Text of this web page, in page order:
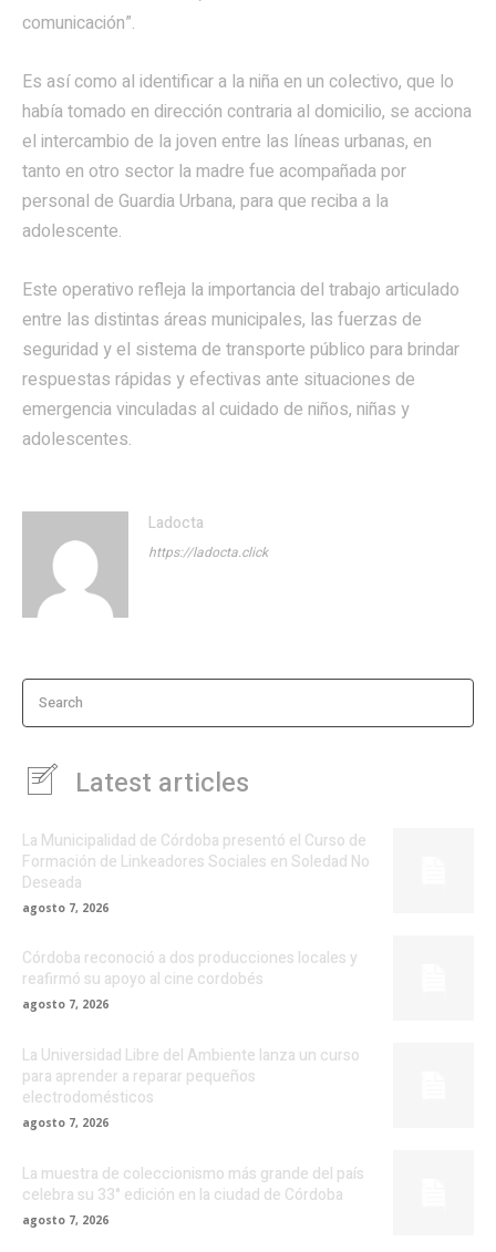
comunicación”.
Es así como al identificar a la niña en un colectivo, que lo
había tomado en dirección contraria al domicilio, se acciona
el intercambio de la joven entre las líneas urbanas, en
tanto en otro sector la madre fue acompañada por
personal de Guardia Urbana, para que reciba a la
adolescente.
Este operativo refleja la importancia del trabajo articulado
entre las distintas áreas municipales, las fuerzas de
seguridad y el sistema de transporte público para brindar
respuestas rápidas y efectivas ante situaciones de
emergencia vinculadas al cuidado de niños, niñas y
adolescentes.
Ladocta
https://ladocta.click
Search
Latest articles
La Municipalidad de Córdoba presentó el Curso de
Formación de Linkeadores Sociales en Soledad No
Deseada
agosto 7, 2026
Córdoba reconoció a dos producciones locales y
reafirmó su apoyo al cine cordobés
agosto 7, 2026
La Universidad Libre del Ambiente lanza un curso
para aprender a reparar pequeños
electrodomésticos
agosto 7, 2026
La muestra de coleccionismo más grande del país
celebra su 33° edición en la ciudad de Córdoba
agosto 7, 2026